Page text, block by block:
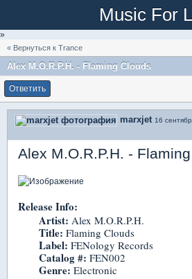
Music For
»
« Вернуться к Trance
Alex M.O.R.P.H. - Flaming Clouds
Ответить
marxjet 16
Alex M.O.R.P.H. -
Release Info:
Artist: Alex M.O.R.P.H.
Title: Flaming Clouds
Label: FENology Records
Catalog #: FEN002
Genre: Electronic